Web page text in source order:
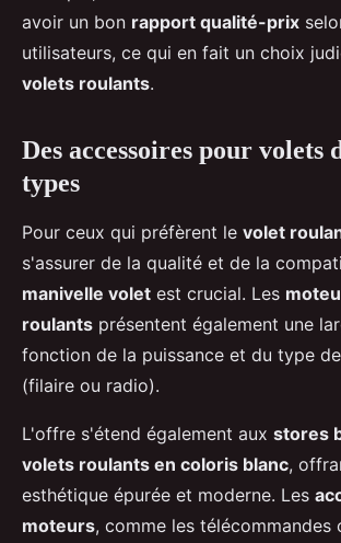
avoir un bon rapport qualité-prix
utilisateurs, ce qui en fait un choix
volets roulants.
Des accessoires pour volets
types
Pour ceux qui préfèrent le volet
s'assurer de la qualité et de la
manivelle volet est crucial. Les
roulants présentent également une
fonction de la puissance et du type
(filaire ou radio).
L'offre s'étend également aux stores
volets roulants en coloris blanc,
esthétique épurée et moderne. Les
moteurs, comme les télécommandes